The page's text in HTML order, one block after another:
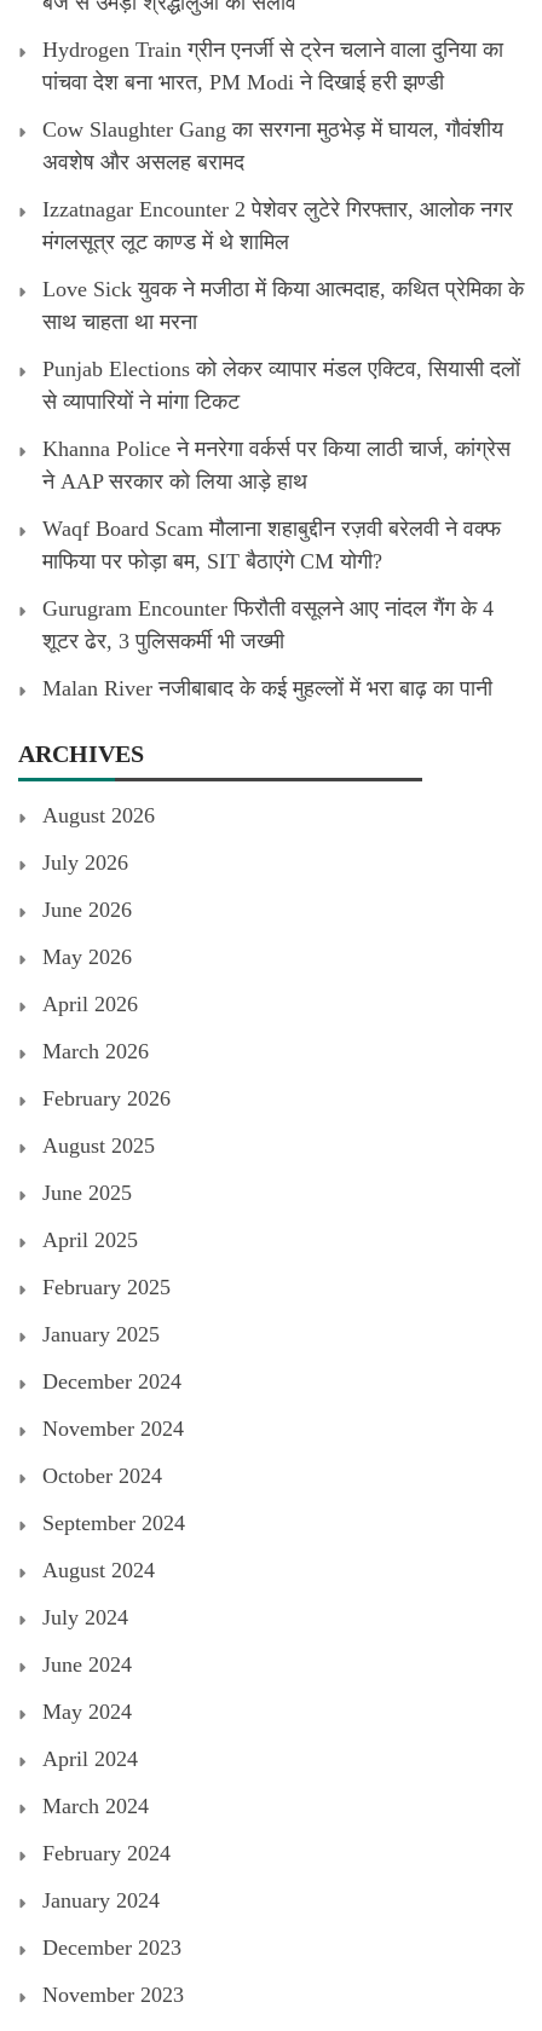
Hydrogen Train ग्रीन एनर्जी से ट्रेन चलाने वाला दुनिया का
पांचवा देश बना भारत, PM Modi ने दिखाई हरी झण्डी
Cow Slaughter Gang का सरगना मुठभेड़ में घायल, गौवंशीय
अवशेष और असलह बरामद
Izzatnagar Encounter 2 पेशेवर लुटेरे गिरफ्तार, आलोक नगर
मंगलसूत्र लूट काण्‍ड में थे शामिल
Love Sick युवक ने मजीठा में किया आत्मदाह, कथित प्रेमिका के
साथ चाहता था मरना
Punjab Elections को लेकर व्यापार मंडल एक्टिव, सियासी दलों
से व्यापारियों ने मांगा टिकट
Khanna Police ने मनरेगा वर्कर्स पर किया लाठी चार्ज, कांग्रेस
ने AAP सरकार को लिया आड़े हाथ
Waqf Board Scam मौलाना शहाबुद्दीन रज़वी बरेलवी ने वक्फ
माफिया पर फोड़ा बम, SIT बैठाएंगे CM योगी?
Gurugram Encounter फिरौती वसूलने आए नांदल गैंग के 4
शूटर ढेर, 3 पुलिसकर्मी भी जख्मी
Malan River नजीबाबाद के कई मुहल्लों में भरा बाढ़ का पानी
ARCHIVES
August 2026
July 2026
June 2026
May 2026
April 2026
March 2026
February 2026
August 2025
June 2025
April 2025
February 2025
January 2025
December 2024
November 2024
October 2024
September 2024
August 2024
July 2024
June 2024
May 2024
April 2024
March 2024
February 2024
January 2024
December 2023
November 2023